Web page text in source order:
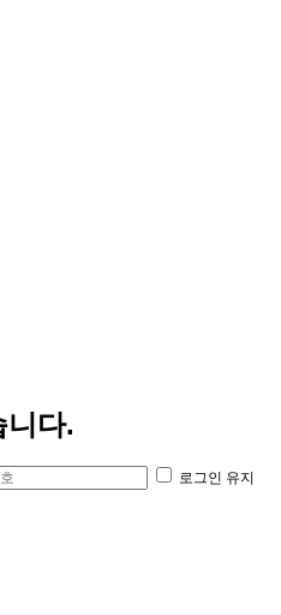
니다.
로그인 유지